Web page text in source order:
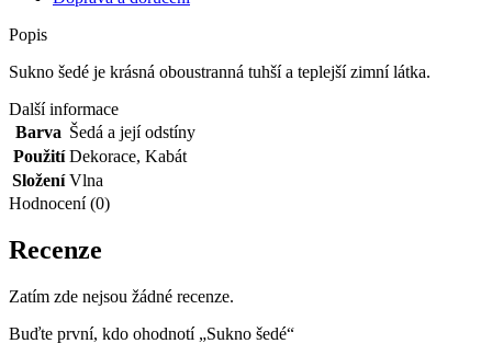
Popis
Sukno šedé je krásná oboustranná tuhší a teplejší zimní látka.
Další informace
Barva Šedá a její odstíny
Použití Dekorace, Kabát
Složení Vlna
Hodnocení (0)
Recenze
Zatím zde nejsou žádné recenze.
Buďte první, kdo ohodnotí „Sukno šedé“